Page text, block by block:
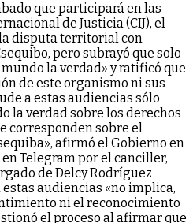
que participará en las
de Justicia (CIJ), el
disputa territorial con
pero subrayó que solo
la verdad» y ratificó que
de este organismo ni sus
a estas audiencias sólo
la verdad sobre los derechos
corresponden sobre el
afirmó el Gobierno en
Telegram por el canciller,
de Delcy Rodríguez
audiencias «no implica,
ni el reconocimiento
el proceso al afirmar que